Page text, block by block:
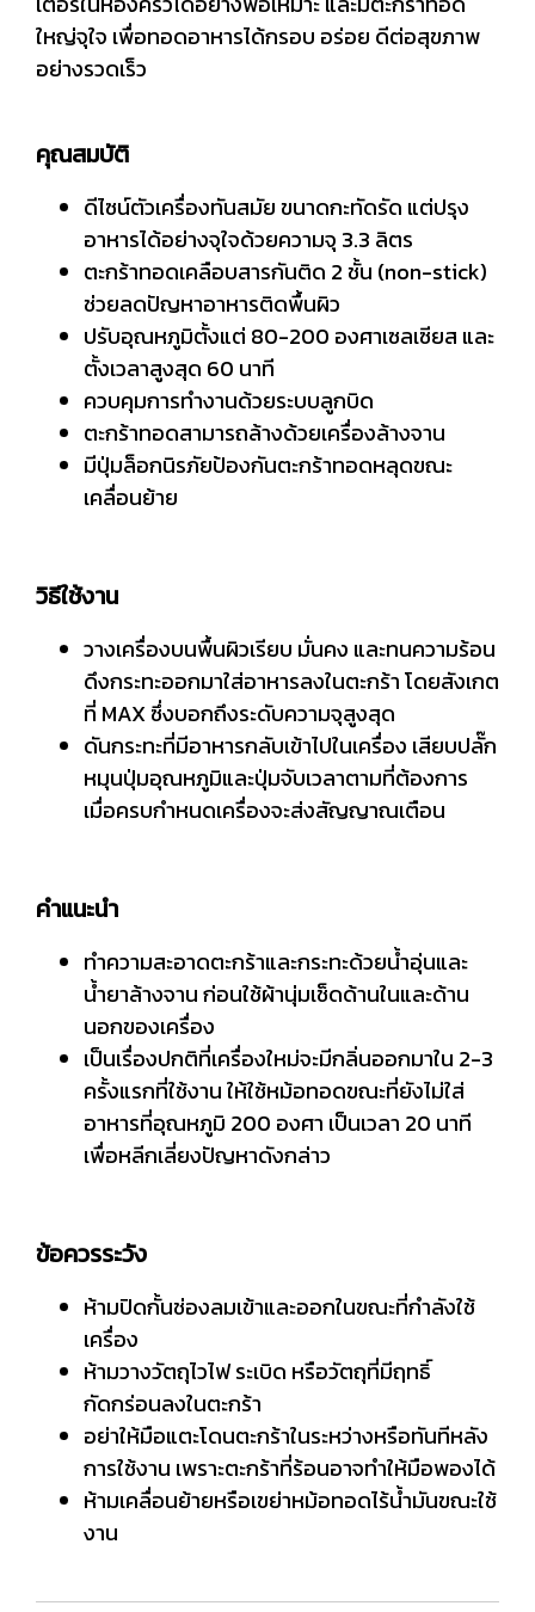
ใหญ่จุใจ เพื่อทอดอาหารได้กรอบ อร่อย ดีต่อสุขภาพ
อย่างรวดเร็ว
คุณสมบัติ
ดีไซน์ตัวเครื่องทันสมัย ขนาดกะทัดรัด แต่ปรุง
อาหารได้อย่างจุใจด้วยความจุ 3.3 ลิตร
ตะกร้าทอดเคลือบสารกันติด 2 ชั้น (non-stick)
ช่วยลดปัญหาอาหารติดพื้นผิว
ปรับอุณหภูมิตั้งแต่ 80-200 องศาเซลเซียส และ
ตั้งเวลาสูงสุด 60 นาที
ควบคุมการทำงานด้วยระบบลูกบิด
ตะกร้าทอดสามารถล้างด้วยเครื่องล้างจาน
มีปุ่มล็อกนิรภัยป้องกันตะกร้าทอดหลุดขณะ
เคลื่อนย้าย
วิธีใช้งาน
วางเครื่องบนพื้นผิวเรียบ มั่นคง และทนความร้อน
ดึงกระทะออกมาใส่อาหารลงในตะกร้า โดยสังเกต
ที่ MAX ซึ่งบอกถึงระดับความจุสูงสุด
ดันกระทะที่มีอาหารกลับเข้าไปในเครื่อง เสียบปลั๊ก
หมุนปุ่มอุณหภูมิและปุ่มจับเวลาตามที่ต้องการ
เมื่อครบกำหนดเครื่องจะส่งสัญญาณเตือน
คำแนะนำ
ทำความสะอาดตะกร้าและกระทะด้วยน้ำอุ่นและ
น้ำยาล้างจาน ก่อนใช้ผ้านุ่มเช็ดด้านในและด้าน
นอกของเครื่อง
เป็นเรื่องปกติที่เครื่องใหม่จะมีกลิ่นออกมาใน 2-3
ครั้งแรกที่ใช้งาน ให้ใช้หม้อทอดขณะที่ยังไม่ใส่
อาหารที่อุณหภูมิ 200 องศา เป็นเวลา 20 นาที
เพื่อหลีกเลี่ยงปัญหาดังกล่าว
ข้อควรระวัง
ห้ามปิดกั้นช่องลมเข้าและออกในขณะที่กำลังใช้
เครื่อง
ห้ามวางวัตถุไวไฟ ระเบิด หรือวัตถุที่มีฤทธิ์
กัดกร่อนลงในตะกร้า
อย่าให้มือแตะโดนตะกร้าในระหว่างหรือทันทีหลัง
การใช้งาน เพราะตะกร้าที่ร้อนอาจทำให้มือพองได้
ห้ามเคลื่อนย้ายหรือเขย่าหม้อทอดไร้น้ำมันขณะใช้
งาน